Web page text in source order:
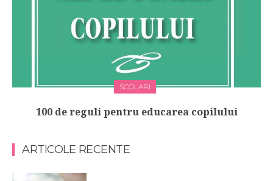
SCOLARI
100 de reguli pentru educarea copilului
ARTICOLE RECENTE